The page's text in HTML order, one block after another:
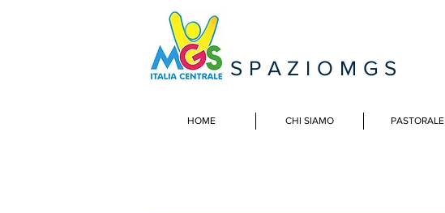
SPAZIOMGS
HOME CHI SIAMO PASTORALE